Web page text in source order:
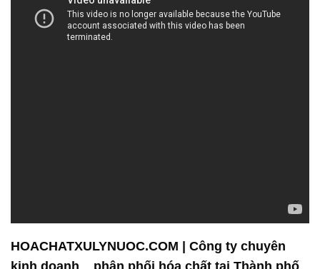
HOACHATXULYNUOC.COM | Công ty chuyên
kinh doanh _ phân phối hóa chất tại Thành phố